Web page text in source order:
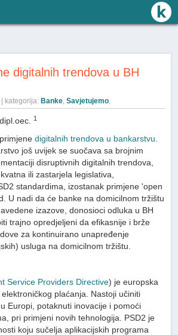
digitalnih trendova u BH
| kategorija: Banke,Savjetujemo,
, dipl.oec.1
digitalnih trendova u bankarstvu
još uvijek se suočava sa brojnim
disruptivnih digitalnih trendova,
ili zastarjela legislativa,
standardima, izostanak primjene 'open
U nadi da će banke na domicilnom tržištu
izazove, donosioci odluka u BH
trajno opredjeljeni da efikasnije i brže
za kontinuirano unapređenje
usluga na domicilnom tržištu.
Service Providers Directive) je europska
plaćanja. Nastoji učiniti
Europi, potaknuti inovacije i pomoći
pri primjeni novih tehnologija. PSD2 je
koju sučelja aplikacijskih programa